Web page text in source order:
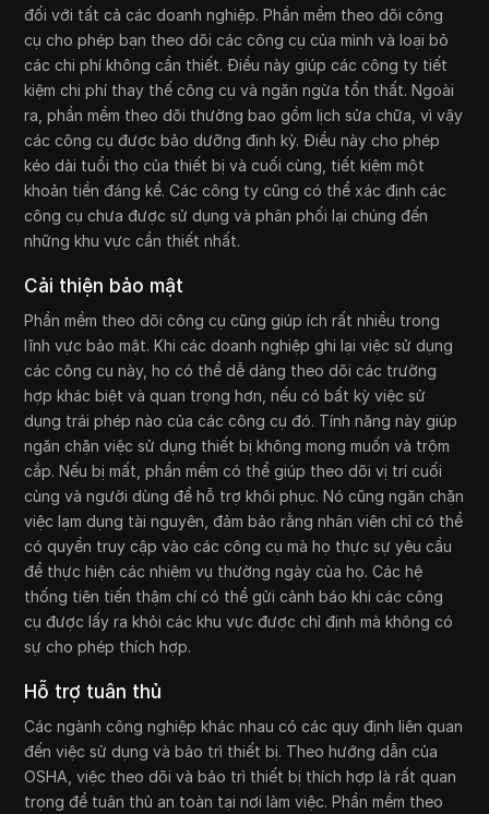
đối với tất cả các doanh nghiệp. Phần mềm theo dõi công
cụ cho phép bạn theo dõi các công cụ của mình và loại bỏ
các chi phí không cần thiết. Điều này giúp các công ty tiết
kiệm chi phí thay thế công cụ và ngăn ngừa tổn thất. Ngoài
ra, phần mềm theo dõi thường bao gồm lịch sửa chữa, vì vậy
các công cụ được bảo dưỡng định kỳ. Điều này cho phép
kéo dài tuổi thọ của thiết bị và cuối cùng, tiết kiệm một
khoản tiền đáng kể. Các công ty cũng có thể xác định các
công cụ chưa được sử dụng và phân phối lại chúng đến
những khu vực cần thiết nhất.
Cải thiện bảo mật
Phần mềm theo dõi công cụ cũng giúp ích rất nhiều trong
lĩnh vực bảo mật. Khi các doanh nghiệp ghi lại việc sử dụng
các công cụ này, họ có thể dễ dàng theo dõi các trường
hợp khác biệt và quan trọng hơn, nếu có bất kỳ việc sử
dụng trái phép nào của các công cụ đó. Tính năng này giúp
ngăn chặn việc sử dụng thiết bị không mong muốn và trộm
cắp. Nếu bị mất, phần mềm có thể giúp theo dõi vị trí cuối
cùng và người dùng để hỗ trợ khôi phục. Nó cũng ngăn chặn
việc lạm dụng tài nguyên, đảm bảo rằng nhân viên chỉ có thể
có quyền truy cập vào các công cụ mà họ thực sự yêu cầu
để thực hiện các nhiệm vụ thường ngày của họ. Các hệ
thống tiên tiến thậm chí có thể gửi cảnh báo khi các công
cụ được lấy ra khỏi các khu vực được chỉ định mà không có
sự cho phép thích hợp.
Hỗ trợ tuân thủ
Các ngành công nghiệp khác nhau có các quy định liên quan
đến việc sử dụng và bảo trì thiết bị. Theo hướng dẫn của
OSHA, việc theo dõi và bảo trì thiết bị thích hợp là rất quan
trọng để tuân thủ an toàn tại nơi làm việc. Phần mềm theo